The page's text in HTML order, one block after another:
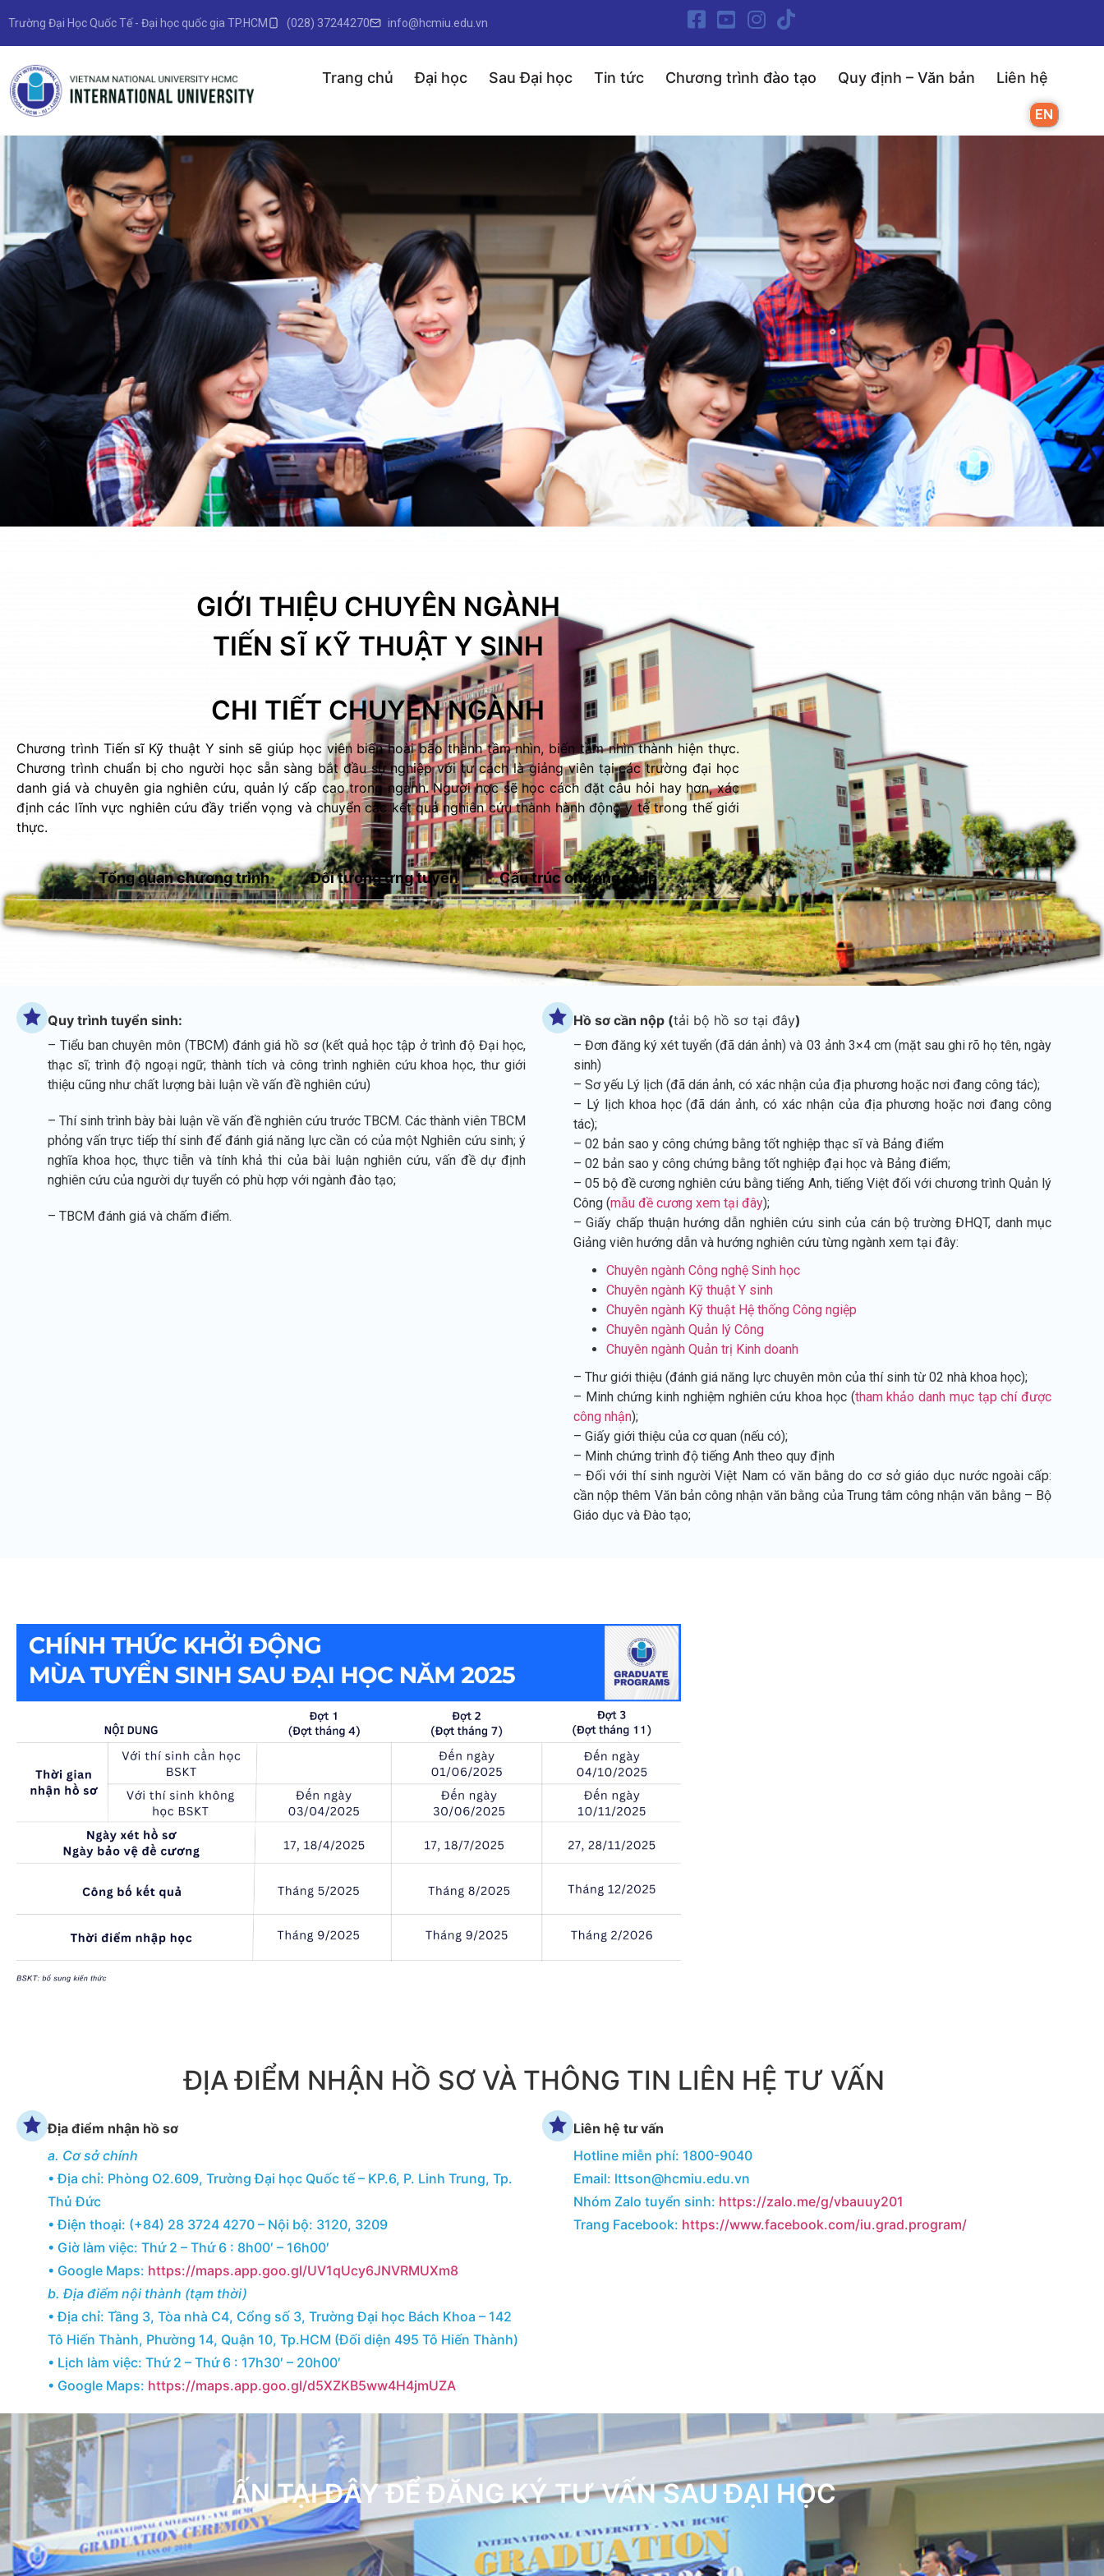
Trường Đại Học Quốc Tế - Đại học quốc gia TP.HCM (028) 37244270 info@hcmiu.edu.vn
Trang chủ Đại học Sau Đại học Tin tức Chương trình đào tạo Quy định – Văn bản Liên hệ
EN
GIỚI THIỆU CHUYÊN NGÀNH
TIẾN SĨ KỸ THUẬT Y SINH
CHI TIẾT CHUYÊN NGÀNH
Chương trình Tiến sĩ Kỹ thuật Y sinh sẽ giúp học viên biến hoài bão thành tầm nhìn, biến tầm nhìn thành hiện thực.
Chương trình chuẩn bị cho người học sẵn sàng bắt đầu sự nghiệp với tư cách là giảng viên tại các trường đại học
danh giá và chuyên gia nghiên cứu, quản lý cấp cao trong ngành. Người học sẽ học cách đặt câu hỏi hay hơn, xác
định các lĩnh vực nghiên cứu đầy triển vọng và chuyển các kết quả nghiên cứu thành hành động y tế trong thế giới
thực.
Tổng quan chương trình Đối tượng ứng tuyển Cấu trúc chương trình
Quy trình tuyển sinh:
– Tiểu ban chuyên môn (TBCM) đánh giá hồ sơ (kết quả học tập ở trình độ Đại học,
thạc sĩ; trình độ ngoại ngữ; thành tích và công trình nghiên cứu khoa học, thư giới
thiệu cũng như chất lượng bài luận về vấn đề nghiên cứu)
– Thí sinh trình bày bài luận về vấn đề nghiên cứu trước TBCM. Các thành viên TBCM
phỏng vấn trực tiếp thí sinh để đánh giá năng lực cần có của một Nghiên cứu sinh; ý
nghĩa khoa học, thực tiễn và tính khả thi của bài luận nghiên cứu, vấn đề dự định
nghiên cứu của người dự tuyển có phù hợp với ngành đào tạo;
– TBCM đánh giá và chấm điểm.
Hồ sơ cần nộp (tải bộ hồ sơ tại đây)
– Đơn đăng ký xét tuyển (đã dán ảnh) và 03 ảnh 3×4 cm (mặt sau ghi rõ họ tên, ngày
sinh)
– Sơ yếu Lý lịch (đã dán ảnh, có xác nhận của địa phương hoặc nơi đang công tác);
– Lý lịch khoa học (đã dán ảnh, có xác nhận của địa phương hoặc nơi đang công
tác);
– 02 bản sao y công chứng bằng tốt nghiệp thạc sĩ và Bảng điểm
– 02 bản sao y công chứng bằng tốt nghiệp đại học và Bảng điểm;
– 05 bộ đề cương nghiên cứu bằng tiếng Anh, tiếng Việt đối với chương trình Quản lý
Công (mẫu đề cương xem tại đây);
– Giấy chấp thuận hướng dẫn nghiên cứu sinh của cán bộ trường ĐHQT, danh mục
Giảng viên hướng dẫn và hướng nghiên cứu từng ngành xem tại đây:
Chuyên ngành Công nghệ Sinh học
Chuyên ngành Kỹ thuật Y sinh
Chuyên ngành Kỹ thuật Hệ thống Công ngiệp
Chuyên ngành Quản lý Công
Chuyên ngành Quản trị Kinh doanh
– Thư giới thiệu (đánh giá năng lực chuyên môn của thí sinh từ 02 nhà khoa học);
– Minh chứng kinh nghiệm nghiên cứu khoa học (tham khảo danh mục tạp chí được
công nhận);
– Giấy giới thiệu của cơ quan (nếu có);
– Minh chứng trình độ tiếng Anh theo quy định
– Đối với thí sinh người Việt Nam có văn bằng do cơ sở giáo dục nước ngoài cấp:
cần nộp thêm Văn bản công nhận văn bằng của Trung tâm công nhận văn bằng – Bộ
Giáo dục và Đào tạo;
ĐỊA ĐIỂM NHẬN HỒ SƠ VÀ THÔNG TIN LIÊN HỆ TƯ VẤN
Địa điểm nhận hồ sơ
a. Cơ sở chính
• Địa chỉ: Phòng O2.609, Trường Đại học Quốc tế – KP.6, P. Linh Trung, Tp.
Thủ Đức
• Điện thoại: (+84) 28 3724 4270 – Nội bộ: 3120, 3209
• Giờ làm việc: Thứ 2 – Thứ 6 : 8h00′ – 16h00′
• Google Maps: https://maps.app.goo.gl/UV1qUcy6JNVRMUXm8
b. Địa điểm nội thành (tạm thời)
• Địa chỉ: Tầng 3, Tòa nhà C4, Cổng số 3, Trường Đại học Bách Khoa – 142
Tô Hiến Thành, Phường 14, Quận 10, Tp.HCM (Đối diện 495 Tô Hiến Thành)
• Lịch làm việc: Thứ 2 – Thứ 6 : 17h30′ – 20h00′
• Google Maps: https://maps.app.goo.gl/d5XZKB5ww4H4jmUZA
Liên hệ tư vấn
Hotline miễn phí: 1800-9040
Email: lttson@hcmiu.edu.vn
Nhóm Zalo tuyển sinh: https://zalo.me/g/vbauuy201
Trang Facebook: https://www.facebook.com/iu.grad.program/
ẤN TẠI ĐÂY ĐỂ ĐĂNG KÝ TƯ VẤN SAU ĐẠI HỌC